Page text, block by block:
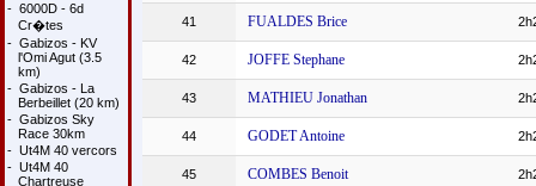
- 6000D - 6d
Cr�tes
- Gabizos - KV
l'Omi Agut (3.5
km)
- Gabizos - La
Berbeillet (20 km)
- Gabizos Sky
Race 30km
- Ut4M 40 vercors
- Ut4M 40
Chartreuse
41 FUALDES Brice
42 JOFFE Stephane
43 MATHIEU Jonathan
44 GODET Antoine
45 COMBES Benoit